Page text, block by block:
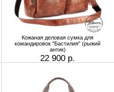
Кожаная деловая сумка для
командировок "Бастилия" (рыжий
антик)
22 900 р.